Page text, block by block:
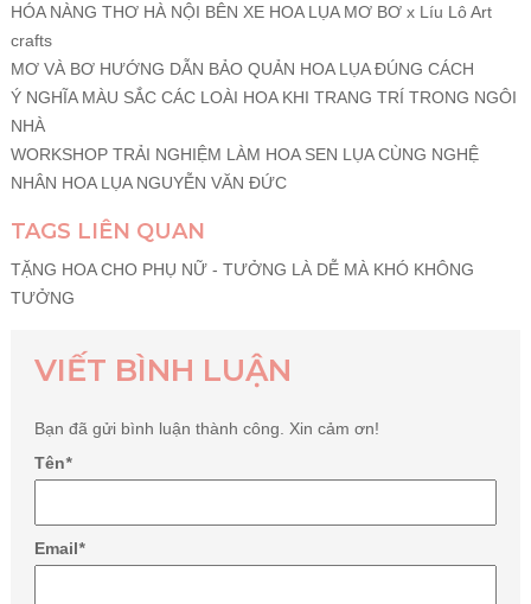
HÓA NÀNG THƠ HÀ NỘI BÊN XE HOA LỤA MƠ BƠ x Líu Lô Art
crafts
MƠ VÀ BƠ HƯỚNG DẪN BẢO QUẢN HOA LỤA ĐÚNG CÁCH
Ý NGHĨA MÀU SẮC CÁC LOÀI HOA KHI TRANG TRÍ TRONG NGÔI
NHÀ
WORKSHOP TRẢI NGHIỆM LÀM HOA SEN LỤA CÙNG NGHỆ
NHÂN HOA LỤA NGUYỄN VĂN ĐỨC
TAGS LIÊN QUAN
TẶNG HOA CHO PHỤ NỮ - TƯỞNG LÀ DỄ MÀ KHÓ KHÔNG
TƯỞNG
VIẾT BÌNH LUẬN
Bạn đã gửi bình luận thành công. Xin cảm ơn!
Tên*
Email*